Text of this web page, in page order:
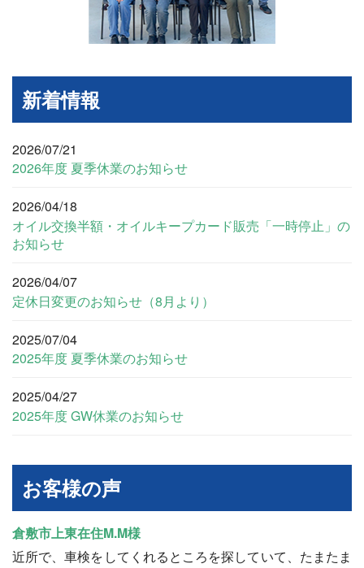
新着情報
2026/07/21
2026年度 夏季休業のお知らせ
2026/04/18
オイル交換半額・オイルキープカード販売「一時停止」の
お知らせ
2026/04/07
定休日変更のお知らせ（8月より）
2025/07/04
2025年度 夏季休業のお知らせ
2025/04/27
2025年度 GW休業のお知らせ
お客様の声
倉敷市上東在住M.M様
近所で、車検をしてくれるところを探していて、たまたま